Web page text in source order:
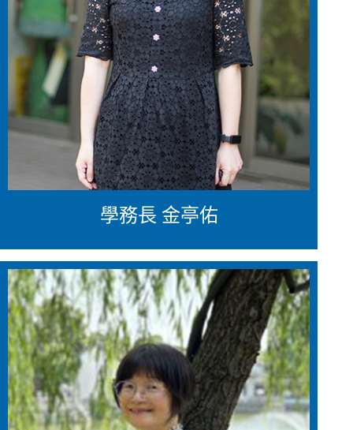
學務長 金亭佑